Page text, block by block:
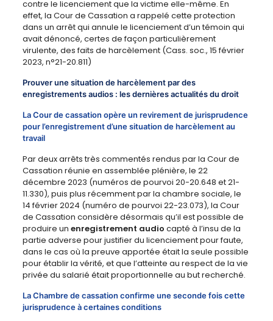
contre le licenciement que la victime elle-même. En
effet, la Cour de Cassation a rappelé cette protection
dans un arrêt qui annule le licenciement d’un témoin qui
avait dénoncé, certes de façon particulièrement
virulente, des faits de harcèlement (Cass. soc., 15 février
2023, n°21-20.811)
Prouver une situation de harcèlement par des
enregistrements audios : les dernières actualités du droit
La Cour de cassation opère un revirement de jurisprudence
pour l’enregistrement d’une situation de harcèlement au
travail
Par deux arrêts très commentés rendus par la Cour de
Cassation réunie en assemblée plénière, le 22
décembre 2023 (numéros de pourvoi 20-20.648 et 21-
11.330), puis plus récemment par la chambre sociale, le
14 février 2024 (numéro de pourvoi 22-23.073), la Cour
de Cassation considère désormais qu’il est possible de
produire un enregistrement audio capté à l’insu de la
partie adverse pour justifier du licenciement pour faute,
dans le cas où la preuve apportée était la seule possible
pour établir la vérité, et que l’atteinte au respect de la vie
privée du salarié était proportionnelle au but recherché.
La Chambre de cassation confirme une seconde fois cette
jurisprudence à certaines conditions